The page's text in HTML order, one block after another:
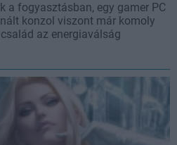
a fogyasztásban, egy gamer PC
konzol viszont már komoly
az energiaválság